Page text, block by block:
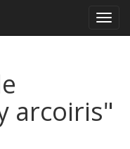
arcoiris"